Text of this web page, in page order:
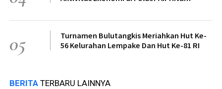
05
Turnamen Bulutangkis Meriahkan Hut Ke-
56 Kelurahan Lempake Dan Hut Ke-81 RI
BERITA TERBARU LAINNYA